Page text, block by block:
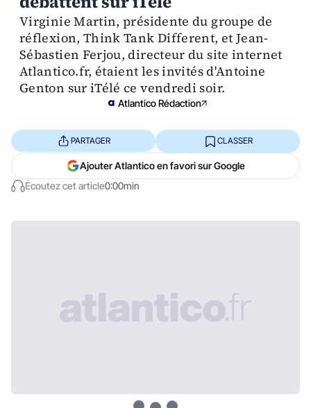
Virginie Martin, présidente du groupe de
réflexion, Think Tank Different, et Jean-
Sébastien Ferjou, directeur du site internet
Atlantico.fr, étaient les invités d'Antoine
Genton sur iTélé ce vendredi soir.
Atlantico Rédaction
Écoutez cet article0:00min
PARTAGER CLASSER
Ajouter Atlantico en favori sur Google